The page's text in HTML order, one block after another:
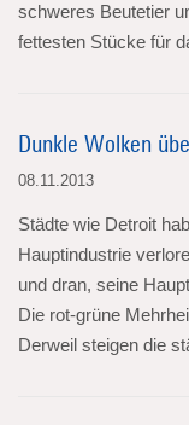
schweres Beutetier
fettesten Stücke für
Dunkle Wolken
08.11.2013
Städte wie Detroit
Hauptindustrie
und dran, seine
Die rot-grüne
Derweil steigen die